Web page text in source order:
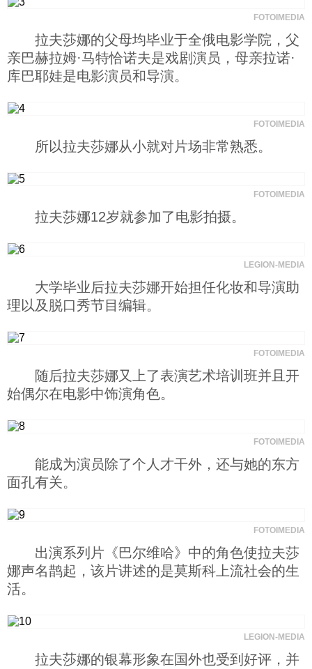
文化
历史
体育
FOTOIMEDIA
拉夫莎娜的父母均毕业于全俄电影学院，父
亲巴赫拉姆·马特恰诺夫是戏剧演员，母亲拉诺·
库巴耶娃是电影演员和导演。
FOTOIMEDIA
所以拉夫莎娜从小就对片场非常熟悉。
FOTOIMEDIA
拉夫莎娜12岁就参加了电影拍摄。
LEGION-MEDIA
大学毕业后拉夫莎娜开始担任化妆和导演助
理以及脱口秀节目编辑。
FOTOIMEDIA
随后拉夫莎娜又上了表演艺术培训班并且开
始偶尔在电影中饰演角色。
FOTOIMEDIA
能成为演员除了个人才干外，还与她的东方
面孔有关。
FOTOIMEDIA
出演系列片《巴尔维哈》中的角色使拉夫莎
娜声名鹊起，该片讲述的是莫斯科上流社会的生
活。
LEGION-MEDIA
拉夫莎娜的银幕形象在国外也受到好评，并